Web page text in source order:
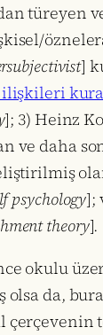
türeyen
]
]; 3) Heinz
ve daha
psychology];
theory].
okulu
olsa da,
çerçevenin